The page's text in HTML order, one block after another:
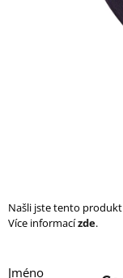
Našli jste tento
Více informacízde.
Jméno
u
č